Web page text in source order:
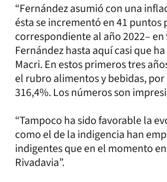
“Fernández asumió con una
ésta se incrementó en 41
correspondiente al año 2022–
Fernández hasta aquí casi que
Macri. En estos primeros tres
el rubro alimentos y bebidas,
316,4%. Los números son
“Tampoco ha sido favorable la
como el de la indigencia han
indigentes que en el momento
Rivadavia”.